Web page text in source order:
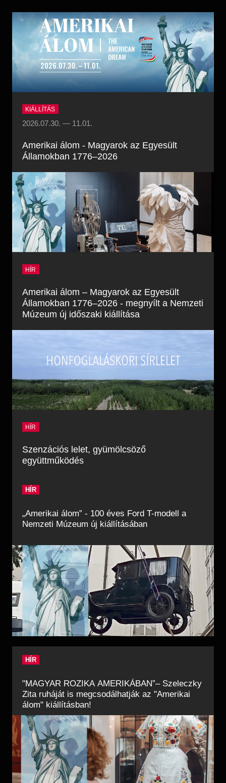
Régészet
Tagintézmények
Felnőttképzés
Közérdekű adatok
Képcsarnok
Történeti Fényképtár
Éremtár
Adattár
Központi Könyvtár
Amerikai álom - Magyarok az Egyesült
Államokban 1776–2026
KIÁLLÍTÁS
2026.07.30. — 11.01.
Amerikai álom – Magyarok az Egyesült
Államokban 1776–2026 - megnyílt a Nemzeti
Múzeum új időszaki kiállítása
HÍR
Szenzációs lelet, gyümölcsöző
együttműködés
HÍR
HÍR
„Amerikai álom” - 100 éves Ford T-modell a
Nemzeti Múzeum új kiállításában
HÍR
"MAGYAR ROZIKA AMERIKÁBAN”– Szeleczky
Zita ruháját is megcsodálhatják az "Amerikai
álom" kiállításban!